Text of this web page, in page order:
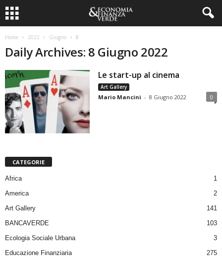
Home 2022 Giugno 8
Daily Archives: 8 Giugno 2022
Le start-up al cinema
Art Gallery
Mario Mancini - 8 Giugno 2022 0
CATEGORIE
Africa
1
America
2
Art Gallery
141
BANCAVERDE
103
Ecologia Sociale Urbana
3
Educazione Finanziaria
275